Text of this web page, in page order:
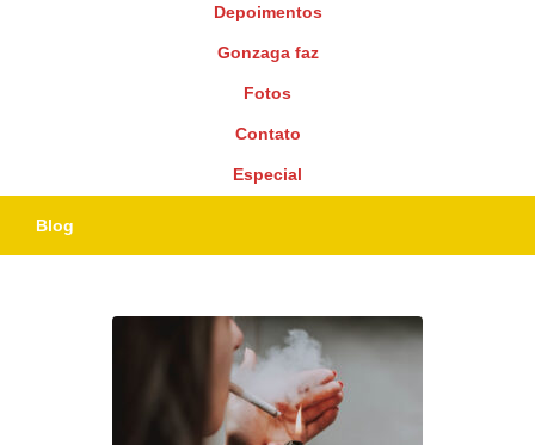
Depoimentos
Gonzaga faz
Fotos
Contato
Especial
Blog